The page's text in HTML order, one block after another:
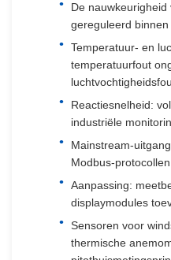
De
gereguleerd binnen
Temperatuur- en
temperatuurfout
Reactiesnelheid:
industriële
Mainstream-
Modbus-protocollen
Aanpassing:
displaymodules
Sensoren voor
thermische